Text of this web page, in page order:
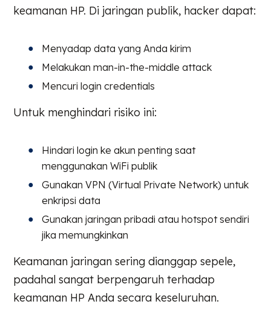
keamanan HP. Di jaringan publik, hacker dapat:
Menyadap data yang Anda kirim
Melakukan man-in-the-middle attack
Mencuri login credentials
Untuk menghindari risiko ini:
Hindari login ke akun penting saat
menggunakan WiFi publik
Gunakan VPN (Virtual Private Network) untuk
enkripsi data
Gunakan jaringan pribadi atau hotspot sendiri
jika memungkinkan
Keamanan jaringan sering dianggap sepele,
padahal sangat berpengaruh terhadap
keamanan HP Anda secara keseluruhan.